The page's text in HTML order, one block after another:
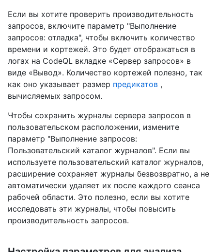
Если вы хотите проверить производительность
запросов, включите параметр "Выполнение
запросов: отладка", чтобы включить количество
времени и кортежей. Это будет отображаться в
логах на CodeQL вкладке «Сервер запросов» в
виде «Вывод». Количество кортежей полезно, так
как оно указывает размер предикатов ,
вычисляемых запросом.
Чтобы сохранить журналы сервера запросов в
пользовательском расположении, измените
параметр "Выполнение запросов:
Пользовательский каталог журналов". Если вы
используете пользовательский каталог журналов,
расширение сохраняет журналы безвозвратно, а не
автоматически удаляет их после каждого сеанса
рабочей области. Это полезно, если вы хотите
исследовать эти журналы, чтобы повысить
производительность запросов.